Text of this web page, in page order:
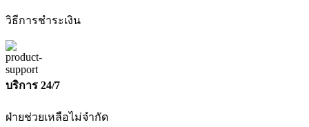
วิธีการชำระเงิน
บริการ 24/7
ฝ่ายช่วยเหลือไม่จำกัด